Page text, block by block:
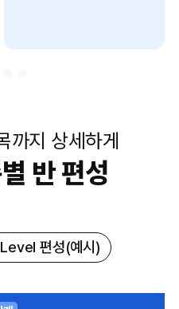
까지 상세하게
반 편성
편성(예시)